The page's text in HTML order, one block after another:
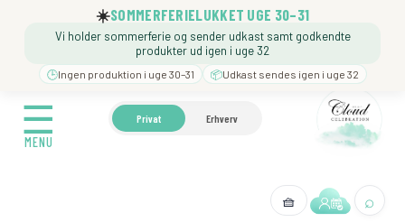
☀️SOMMERFERIELUKKET UGE 30–31
Vi holder sommerferie og sender udkast samt godkendte
produkter ud igen i uge 32
🕒Ingen produktion i uge 30–31 📦Udkast sendes igen i uge 32
☰
MENU
Privat Erhverv
🧺 ⌕
☰
MENU
🍼 BARNEDÅB ❓️ BESØG